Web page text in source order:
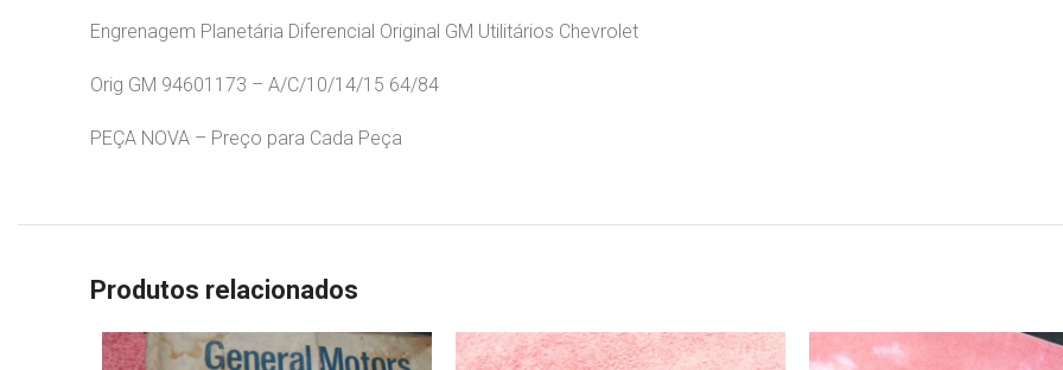
Engrenagem Planetária Diferencial Original GM Utilitários Chevrolet
Orig GM 94601173 – A/C/10/14/15 64/84
PEÇA NOVA – Preço para Cada Peça
Produtos relacionados